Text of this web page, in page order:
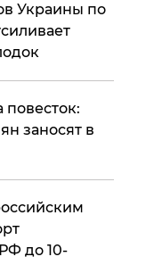
Украины по
повесток:
заносят в
до 10-